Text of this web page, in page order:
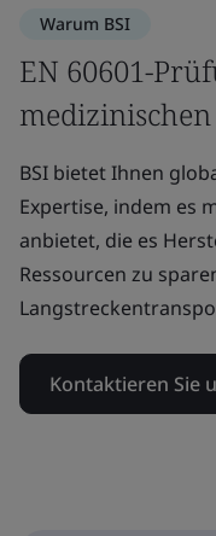
Warum BSI
EN 60601-
BSI bietet Ihnen
Expertise, indem es
anbietet, die es
Ressourcen zu
Kontaktieren Sie